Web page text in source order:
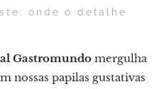
onde o detalhe
Gastromundo mergulha
nossas papilas gustativas